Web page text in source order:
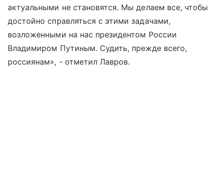
актуальными не становятся. Мы делаем все, чтобы
достойно справляться с этими задачами,
возложенными на нас президентом России
Владимиром Путиным. Судить, прежде всего,
россиянам», - отметил Лавров.